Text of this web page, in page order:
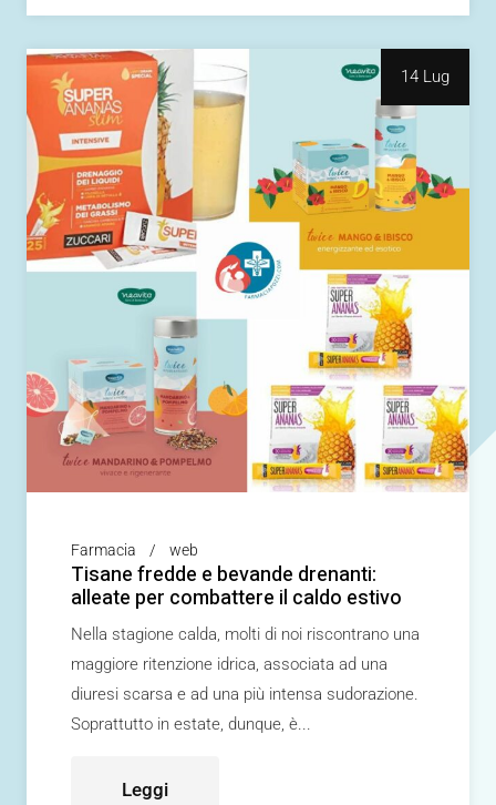
14 Lug
Farmacia web
Tisane fredde e bevande drenanti:
alleate per combattere il caldo estivo
Nella stagione calda, molti di noi riscontrano una
maggiore ritenzione idrica, associata ad una
diuresi scarsa e ad una più intensa sudorazione.
Soprattutto in estate, dunque, è
Leggi